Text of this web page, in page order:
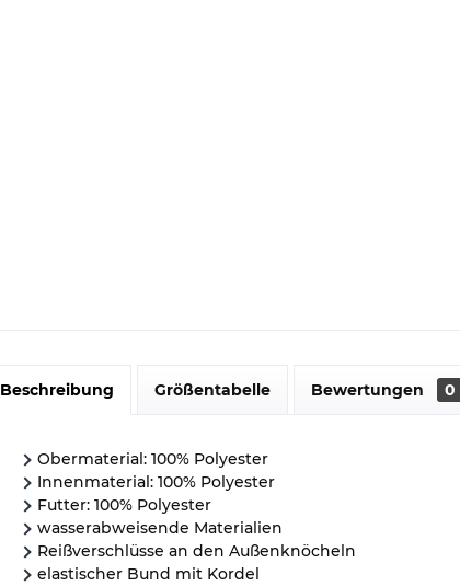
Beschreibung Größentabelle Bewertungen 0
Obermaterial: 100% Polyester
Innenmaterial: 100% Polyester
Futter: 100% Polyester
wasserabweisende Materialien
Reißverschlüsse an den Außenknöcheln
elastischer Bund mit Kordel